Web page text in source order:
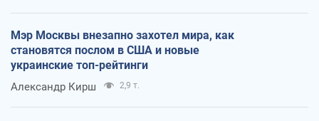
Мэр Москвы внезапно захотел мира, как
становятся послом в США и новые
украинские топ-рейтинги
Александр Кирш 2,9 т.